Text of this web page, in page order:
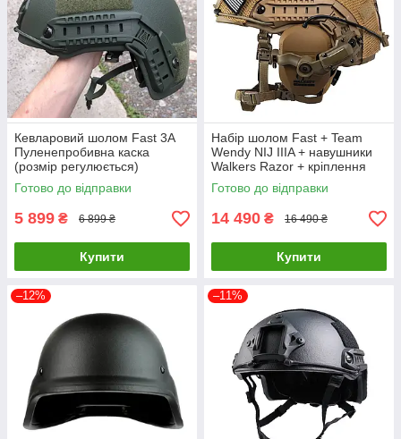
Кевларовий шолом Fast 3A
Пуленепробивна каска
(розмір регулюється)
Оливковий
Готово до відправки
5 899 ₴ 6 899 ₴
Купити
Набір шолом Fast + Team
Wendy NIJ IIIA + навушники
Walkers Razor + кріплення
Чебурашки + кавер (розмір S)
Готово до відправки
14 490 ₴ 16 490 ₴
Купити
–12% –11%